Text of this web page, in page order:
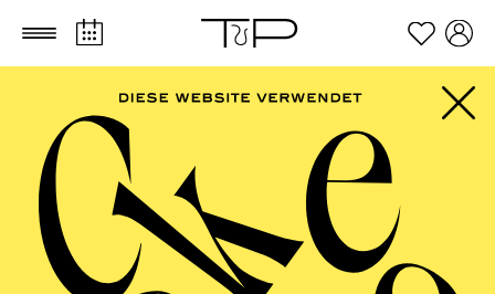
Zum Hauptinhalt springen Zum Footer springen
AALTO MUSIKTHEATER